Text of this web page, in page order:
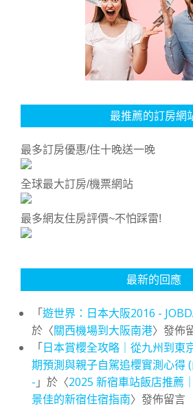
最推薦的訂房網
最多訂房優惠/住十晚送一晚
全球最大訂房/機票網站
最多網友住房評價~不怕踩雷!
最新的回應
「遊世界：日本大阪2016 -
於〈關西機場到大阪南港〉發佈
「日本賞櫻全攻略｜從九州到東
期預測與親子自駕追櫻實測心得
- 」於〈2025 新宿車站飯店推薦
景佳的新宿住宿指南〉發佈留言